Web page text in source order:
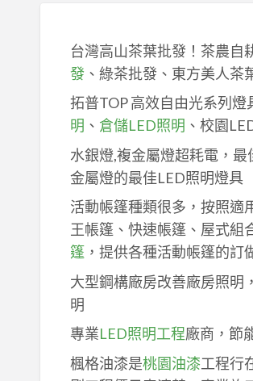
台灣高山茶葉批發！茶農自
發、綠茶批發、東方美人茶
拓普TOP 高效自由光系列
明 、 倉儲LED照明 、校園
水銀燈,複金屬燈超耗電，
金屬燈的最佳LED照明燈具
活動帳篷種類很多，按照適
王帳篷、快速帳篷、屋式組
篷，提供各種活動帳篷的訂
大型鋼構廠房改善廠房照明，
明
專業LED照明工程廠商，節
楓格油漆是桃園油漆工程行